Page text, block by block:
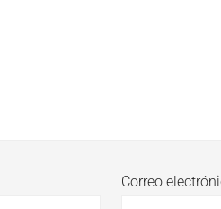
Correo